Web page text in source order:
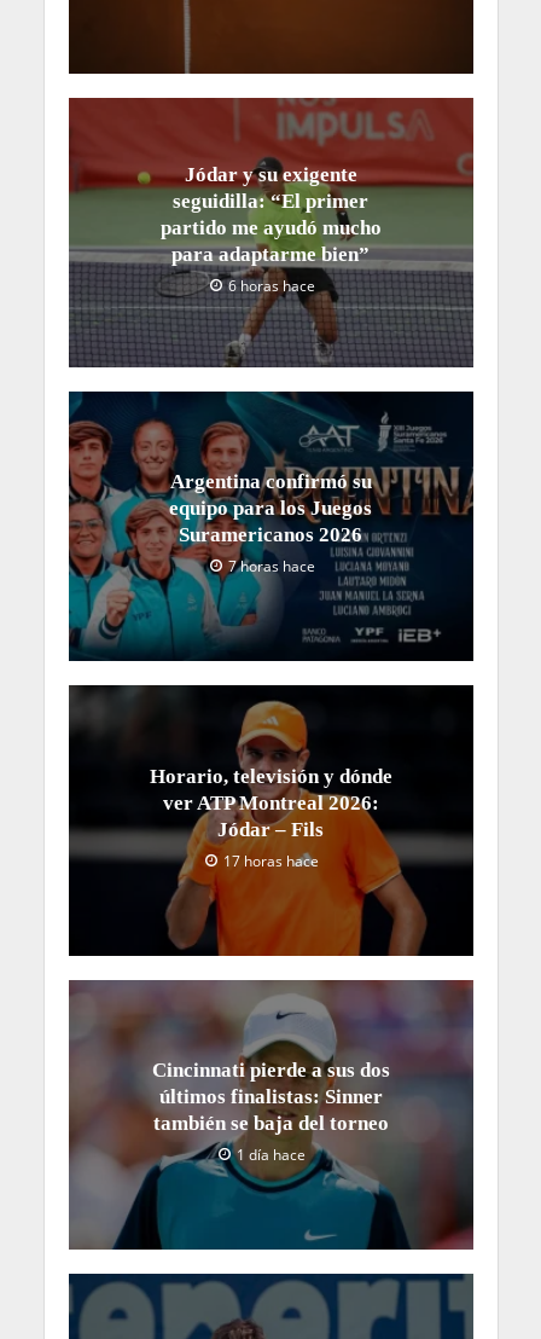
Jódar y su exigente
seguidilla: “El primer
partido me ayudó mucho
para adaptarme bien”
6 horas hace
Argentina confirmó su
equipo para los Juegos
Suramericanos 2026
7 horas hace
Horario, televisión y dónde
ver ATP Montreal 2026:
Jódar – Fils
17 horas hace
Cincinnati pierde a sus dos
últimos finalistas: Sinner
también se baja del torneo
1 día hace